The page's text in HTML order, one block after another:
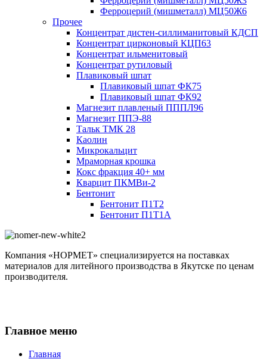
Ферроцерий (мишметалл) МЦ50Ж6
Прочее
Концентрат дистен-силлиманитовый КДСП
Концентрат цирконовый КЦП63
Концентрат ильменитовый
Концентрат рутиловый
Плавиковый шпат
Плавиковый шпат ФК75
Плавиковый шпат ФК92
Магнезит плавленый ПППЛ96
Магнезит ППЭ-88
Тальк ТМК 28
Каолин
Микрокальцит
Мраморная крошка
Кокс фракция 40+ мм
Кварцит ПКМВи-2
Бентонит
Бентонит П1Т2
Бентонит П1Т1А
Компания «НОРМЕТ» специализируется на поставках
материалов для литейного производства в Якутске по ценам
производителя.
Главное меню
Главная